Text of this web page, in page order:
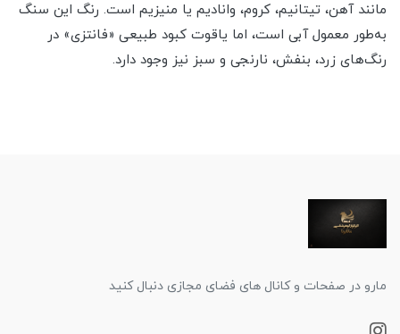
مانند آهن، تیتانیم، کروم، وانادیم یا منیزیم است. رنگ این سنگ
به‌طور معمول آبی است، اما یاقوت کبود طبیعی «فانتزی» در
رنگ‌های زرد، بنفش، نارنجی و سبز نیز وجود دارد.
مارو در صفحات و کانال های فضای مجازی دنبال کنید